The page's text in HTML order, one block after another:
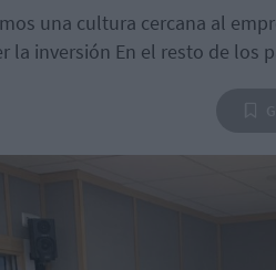
una cultura cercana al
la inversión En el resto de los